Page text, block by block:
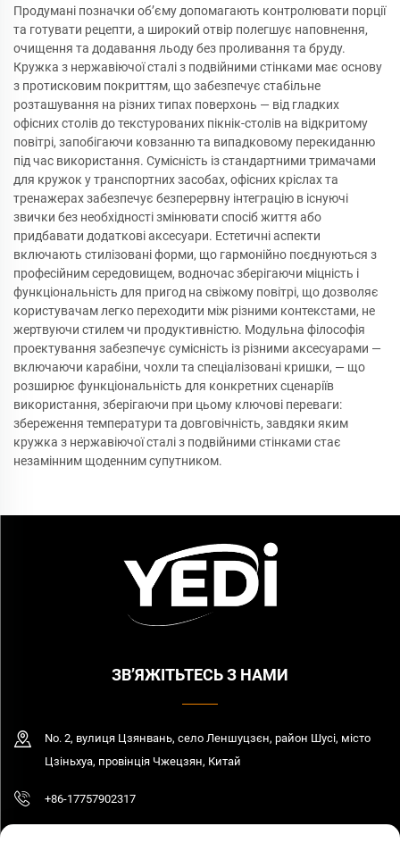
Продумані позначки об’єму допомагають контролювати порції
та готувати рецепти, а широкий отвір полегшує наповнення,
очищення та додавання льоду без проливання та бруду.
Кружка з нержавіючої сталі з подвійними стінками має основу
з протисковим покриттям, що забезпечує стабільне
розташування на різних типах поверхонь — від гладких
офісних столів до текстурованих пікнік-столів на відкритому
повітрі, запобігаючи ковзанню та випадковому перекиданню
під час використання. Сумісність із стандартними тримачами
для кружок у транспортних засобах, офісних кріслах та
тренажерах забезпечує безперервну інтеграцію в існуючі
звички без необхідності змінювати спосіб життя або
придбавати додаткові аксесуари. Естетичні аспекти
включають стилізовані форми, що гармонійно поєднуються з
професійним середовищем, водночас зберігаючи міцність і
функціональність для пригод на свіжому повітрі, що дозволяє
користувачам легко переходити між різними контекстами, не
жертвуючи стилем чи продуктивністю. Модульна філософія
проектування забезпечує сумісність із різними аксесуарами —
включаючи карабіни, чохли та спеціалізовані кришки, — що
розширює функціональність для конкретних сценаріїв
використання, зберігаючи при цьому ключові переваги:
збереження температури та довговічність, завдяки яким
кружка з нержавіючої сталі з подвійними стінками стає
незамінним щоденним супутником.
ЗВ’ЯЖІТЬТЕСЬ З НАМИ
No. 2, вулиця Цзянвань, село Леншуцзєн, район Шусі, місто
Цзіньхуа, провінція Чжецзян, Китай
+86-17757902317